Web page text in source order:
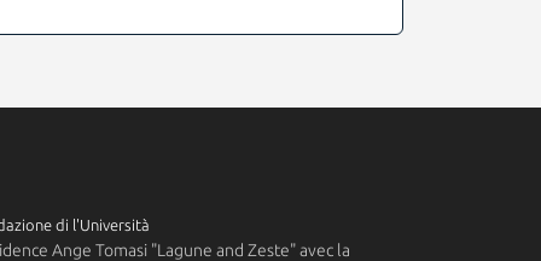
di l'Università
Ange Tomasi "Lagune and Zeste" avec la